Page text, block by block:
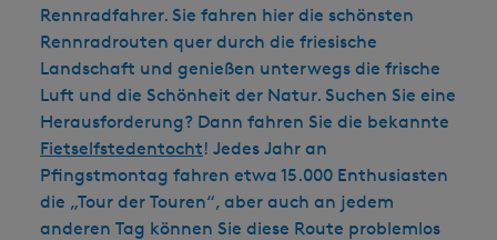
Rennradfahrer. Sie fahren hier die schönsten
Rennradrouten quer durch die friesische
Landschaft und genießen unterwegs die frische
Luft und die Schönheit der Natur. Suchen Sie eine
Herausforderung? Dann fahren Sie die bekannte
Fietselfstedentocht! Jedes Jahr an
Pfingstmontag fahren etwa 15.000 Enthusiasten
die „Tour der Touren“, aber auch an jedem
anderen Tag können Sie diese Route problemlos